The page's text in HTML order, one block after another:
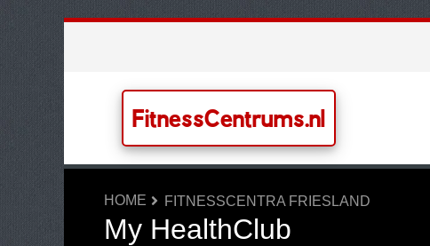
FitnessCentrums.nl
HOME FITNESSCENTRA FRIESLAND
My HealthClub